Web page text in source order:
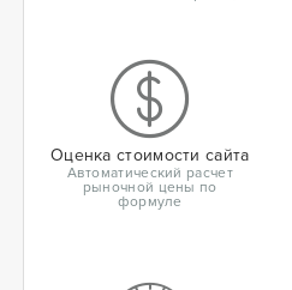
Оценка стоимости сайта
Автоматический расчет
рыночной цены по
формуле